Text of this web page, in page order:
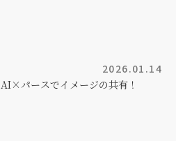
2026.01.14
AI×パースでイメージの共有！